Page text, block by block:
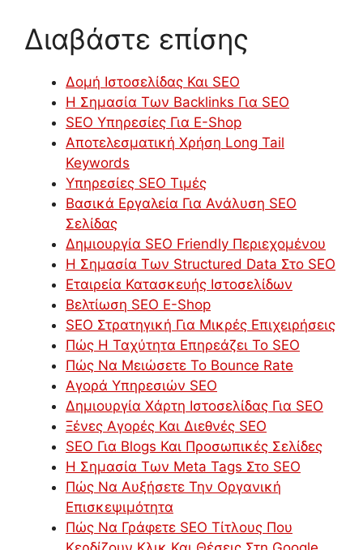
Διαβάστε επίσης
Δομή Ιστοσελίδας Και SEO
Η Σημασία Των Backlinks Για SEO
SEO Υπηρεσίες Για E-Shop
Αποτελεσματική Χρήση Long Tail
Keywords
Υπηρεσίες SEO Τιμές
Βασικά Εργαλεία Για Ανάλυση SEO
Σελίδας
Δημιουργία SEO Friendly Περιεχομένου
Η Σημασία Των Structured Data Στο SEO
Εταιρεία Κατασκευής Ιστοσελίδων
Βελτίωση SEO E-Shop
SEO Στρατηγική Για Μικρές Επιχειρήσεις
Πώς Η Ταχύτητα Επηρεάζει Το SEO
Πώς Να Μειώσετε Το Bounce Rate
Αγορά Υπηρεσιών SEO
Δημιουργία Χάρτη Ιστοσελίδας Για SEO
Ξένες Αγορές Και Διεθνές SEO
SEO Για Blogs Και Προσωπικές Σελίδες
Η Σημασία Των Meta Tags Στο SEO
Πώς Να Αυξήσετε Την Οργανική
Επισκεψιμότητα
Πώς Να Γράφετε SEO Τίτλους Που